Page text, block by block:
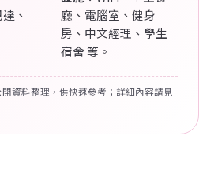
、
廳、電腦室、健身
房、中文經理、學生
宿舍 等。
資料整理，供快速參考；詳細內容請見